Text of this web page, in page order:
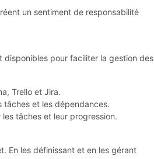
un sentiment de responsabilité
disponibles pour faciliter la gestion des
Trello et Jira.
tâches et les dépendances.
tâches et leur progression.
En les définissant et en les gérant